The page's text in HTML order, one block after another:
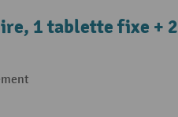
1 tablette fixe + 2